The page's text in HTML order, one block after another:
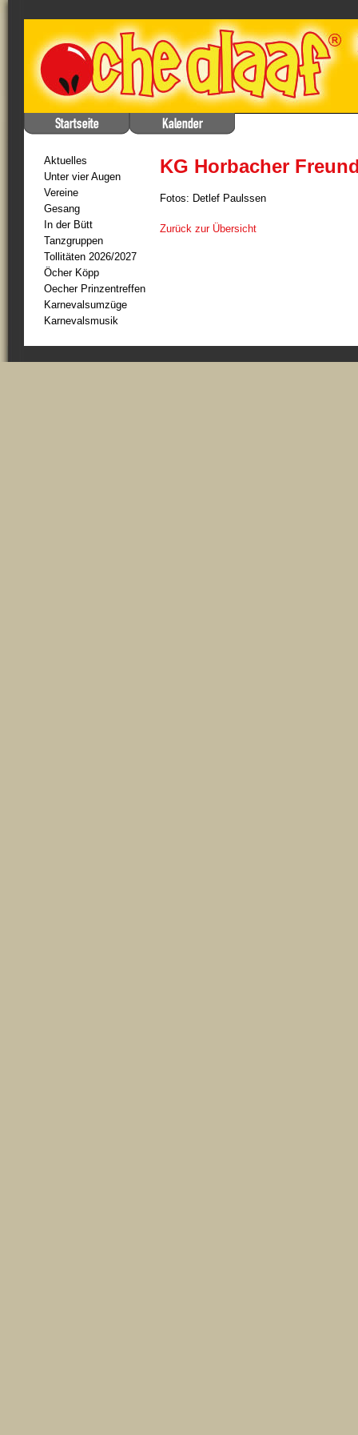
Aktuelles
Unter vier Augen
Vereine
Gesang
In der Bütt
Tanzgruppen
Tollitäten 2026/2027
Öcher Köpp
Oecher Prinzentreffen
Karnevalsumzüge
Karnevalsmusik
KG Horbacher
Fotos: Detlef Paulssen
Zurück zur Übersicht